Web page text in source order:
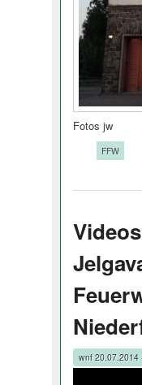
Fotos jw
FFW
wnf20.07.2014